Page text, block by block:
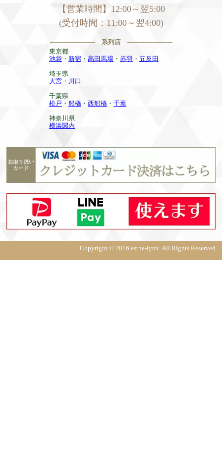
【営業時間】12:00～翌5:00
(受付時間：11:00～翌4:00)
——————— 系列店 ———————
東京都
池袋 ・ 新宿 ・ 高田馬場 ・ 赤羽 ・ 五反田
埼玉県
大宮 ・ 川口
千葉県
松戸 ・ 船橋 ・ 西船橋 ・ 千葉
神奈川県
横浜関内
Copyright © 2016 esthe-lynx. All Rights Reserved.